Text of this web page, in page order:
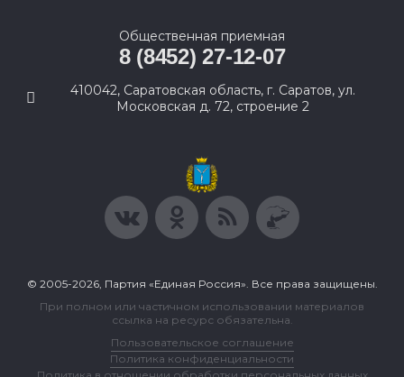
Общественная приемная
8 (8452) 27-12-07
410042, Саратовская область, г. Саратов, ул.
Московская д. 72, строение 2
© 2005-2026, Партия «Единая Россия». Все права защищены.
При полном или частичном использовании материалов
ссылка на ресурс обязательна.
Пользовательское соглашение
Политика конфиденциальности